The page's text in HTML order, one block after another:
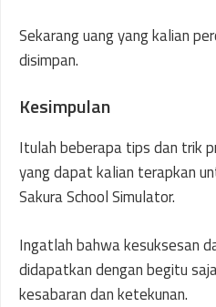
Sekarang uang yang kalian
disimpan.
Kesimpulan
Itulah beberapa tips dan trik
yang dapat kalian terapkan
Sakura School Simulator.
Ingatlah bahwa kesuksesan
didapatkan dengan begitu
kesabaran dan ketekunan.